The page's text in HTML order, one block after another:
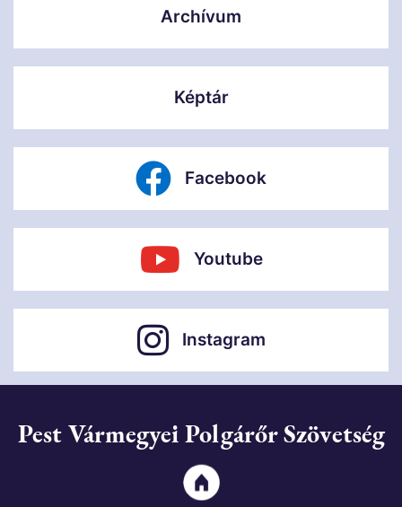
Archívum
Képtár
Facebook
Youtube
Instagram
Pest Vármegyei Polgárőr Szövetség